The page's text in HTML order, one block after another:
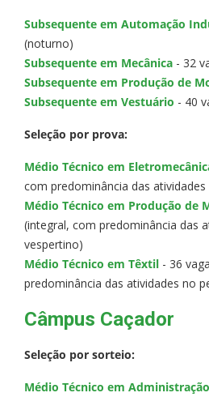
Subsequente em Automação
(noturno)
Subsequente em Mecânica - 32
Subsequente em Produção de
Subsequente em Vestuário - 40
Seleção por prova:
Médio Técnico em
com predominância das
Médio Técnico em Produção de
(integral, com predominância das
vespertino)
Médio Técnico em Têxtil - 36
predominância das atividades no
Câmpus Caçador
Seleção por sorteio:
Médio Técnico em Administração